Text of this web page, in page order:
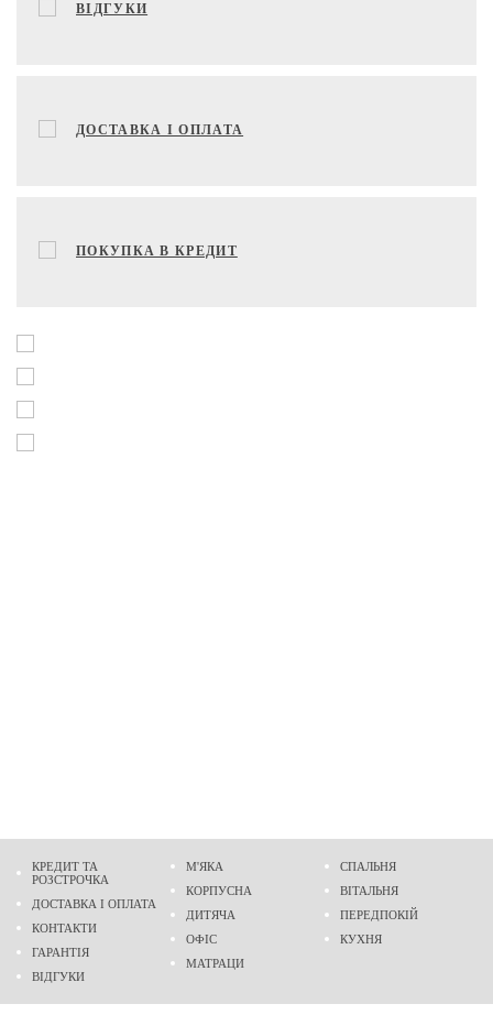
ВІДГУКИ
ДОСТАВКА І ОПЛАТА
ПОКУПКА В КРЕДИТ
КРЕДИТ ТА
РОЗСТРОЧКА
ДОСТАВКА І ОПЛАТА
КОНТАКТИ
ГАРАНТІЯ
ВІДГУКИ
М'ЯКА
КОРПУСНА
ДИТЯЧА
ОФІС
МАТРАЦИ
СПАЛЬНЯ
ВІТАЛЬНЯ
ПЕРЕДПОКІЙ
КУХНЯ